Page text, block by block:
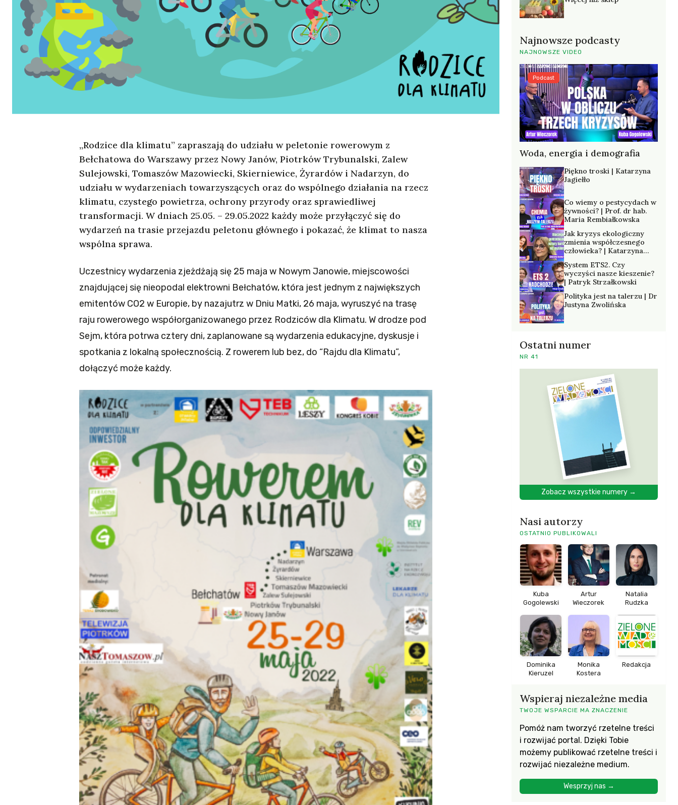
„Rodzice dla klimatu” zapraszają do udziału w peletonie rowerowym z
Bełchatowa do Warszawy przez Nowy Janów, Piotrków Trybunalski, Zalew
Sulejowski, Tomaszów Mazowiecki, Skierniewice, Żyrardów i Nadarzyn, do
udziału w wydarzeniach towarzyszących oraz do wspólnego działania na rzecz
klimatu, czystego powietrza, ochrony przyrody oraz sprawiedliwej
transformacji. W dniach 25.05. – 29.05.2022 każdy może przyłączyć się do
wydarzeń na trasie przejazdu peletonu głównego i pokazać, że klimat to nasza
wspólna sprawa.
Uczestnicy wydarzenia zjeżdżają się 25 maja w Nowym Janowie, miejscowości
znajdującej się nieopodal elektrowni Bełchatów, która jest jednym z największych
emitentów CO2 w Europie, by nazajutrz w Dniu Matki, 26 maja, wyruszyć na trasę
raju rowerowego współorganizowanego przez Rodziców dla Klimatu. W drodze pod
Sejm, która potrwa cztery dni, zaplanowane są wydarzenia edukacyjne, dyskusje i
spotkania z lokalną społecznością. Z rowerem lub bez, do “Rajdu dla Klimatu”,
dołączyć może każdy.
Najnowsze podcasty
NAJNOWSZE VIDEO
Woda, energia i demografia
Podcast
Piękno troski | Katarzyna
Jagiełło
Co wiemy o pestycydach w
żywności? | Prof. dr hab.
Maria Rembiałkowska
Jak kryzys ekologiczny
zmienia współczesnego
człowieka? | Katarzyna
System ETS2. Czy
wyczyści nasze kieszenie?
| Patryk Strzałkowski
Polityka jest na talerzu | Dr
Justyna Zwolińska
Ostatni numer
NR 41
Zobacz wszystkie numery →
Nasi autorzy
OSTATNIO PUBLIKOWALI
Kuba
Gogolewski
Artur
Wieczorek
Natalia
Rudzka
Dominika
Kieruzel
Monika
Kostera
Redakcja
Wspieraj niezależne media
TWOJE WSPARCIE MA ZNACZENIE
Pomóż nam tworzyć rzetelne treści
i rozwijać portal. Dzięki Tobie
możemy publikować rzetelne treści i
rozwijać niezależne medium.
Wesprzyj nas →